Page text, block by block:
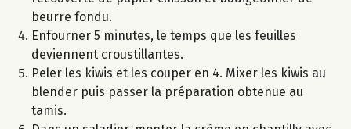
beurre fondu.
Enfourner 5 minutes, le temps que les feuilles
deviennent croustillantes.
Peler les kiwis et les couper en 4. Mixer les kiwis au
blender puis passer la préparation obtenue au
tamis.